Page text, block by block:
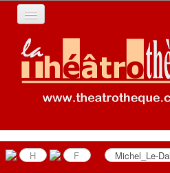
ACCUEIL
LES TEXTES
LES ANNONCES